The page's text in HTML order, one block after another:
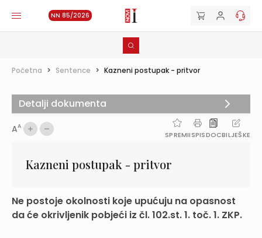
NN 85/2026
Početna > Sentence > Kazneni postupak - pritvor
AA
SPREMIISPISDOCBILJEŠKE
Kazneni postupak - pritvor
Ne postoje okolnosti koje upućuju na opasnost
da će okrivljenik pobjeći iz čl. 102.st. 1. toč. 1. ZKP.
Detalji dokumenta